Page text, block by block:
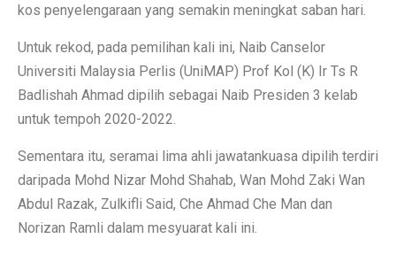
kos penyelengaraan yang semakin meningkat saban hari.
Untuk rekod, pada pemilihan kali ini, Naib Canselor
Universiti Malaysia Perlis (UniMAP) Prof Kol (K) Ir Ts R
Badlishah Ahmad dipilih sebagai Naib Presiden 3 kelab
untuk tempoh 2020-2022.
Sementara itu, seramai lima ahli jawatankuasa dipilih terdiri
daripada Mohd Nizar Mohd Shahab, Wan Mohd Zaki Wan
Abdul Razak, Zulkifli Said, Che Ahmad Che Man dan
Norizan Ramli dalam mesyuarat kali ini.